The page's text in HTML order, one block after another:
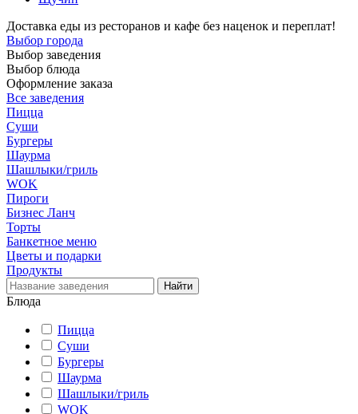
Доставка еды из ресторанов и кафе без наценок и переплат!
Выбор города
Выбор заведения
Выбор блюда
Оформление заказа
Все заведения
Пицца
Суши
Бургеры
Шаурма
Шашлыки/гриль
WOK
Пироги
Бизнес Ланч
Торты
Банкетное меню
Цветы и подарки
Продукты
Блюда
Пицца
Суши
Бургеры
Шаурма
Шашлыки/гриль
WOK